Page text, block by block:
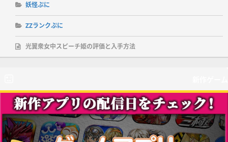
妖怪ぷに
ZZランクぷに
光翼衆女中スピーチ姫の評価と入手方法